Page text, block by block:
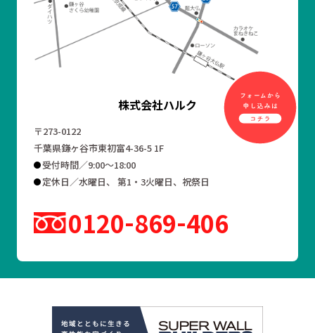
株式会社ハルク
〒273-0122
千葉県鎌ヶ谷市東初富4-36-5 1F
受付時間／9:00～18:00
定休日／水曜日、 第1・3火曜日、祝祭日
0120 869 406